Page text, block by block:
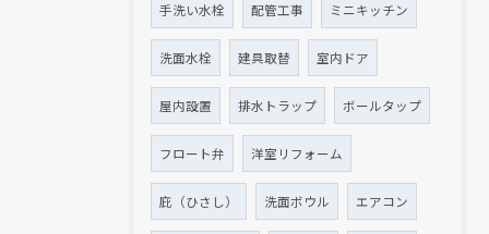
手洗い水栓 配管工事 ミニキッチン
洗面水栓 建具取替 室内ドア
屋内設置 排水トラップ ボールタップ
フロート弁 洋室リフォーム
庇（ひさし） 洗面ボウル エアコン